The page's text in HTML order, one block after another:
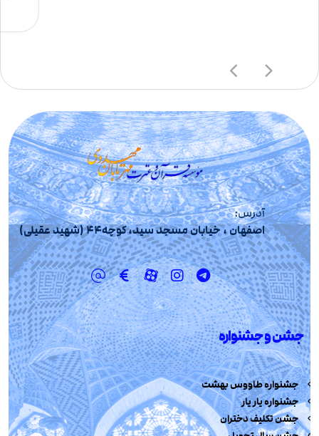
آدرس:
اصفهان ، خیابان مسجد سید، کوچه44 (شهید عقیلی)
جشن و جشنواره
جشنواره طاووس بهشت
جشنواره یار یار
جشن تکلیف دختران